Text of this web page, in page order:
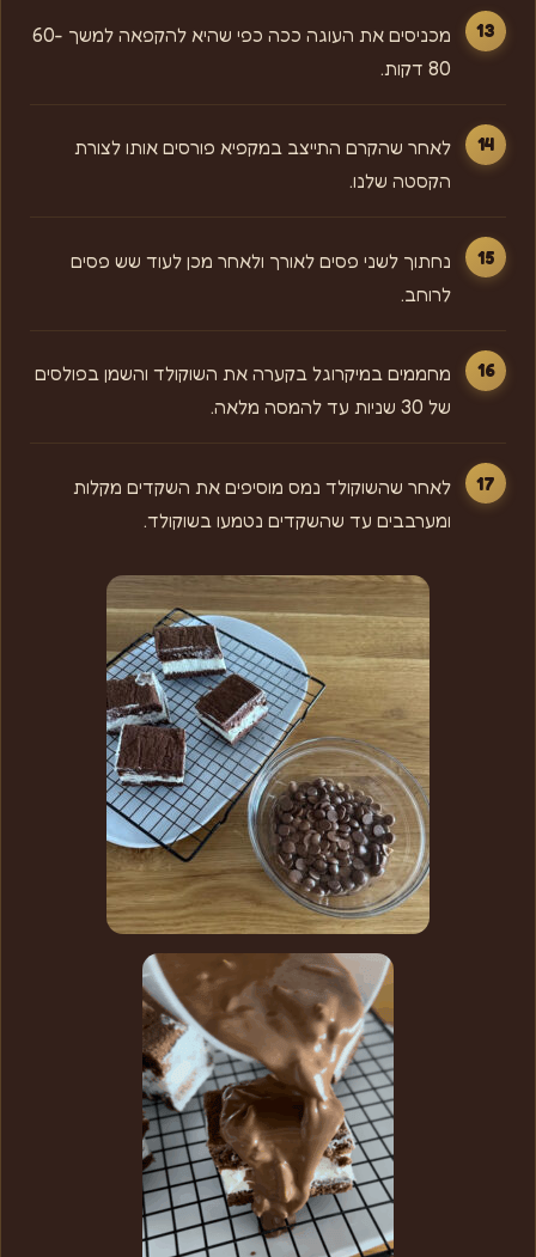
מכניסים את העוגה ככה כפי שהיא להקפאה למשך 60-
80 דקות.
לאחר שהקרם התייצב במקפיא פורסים אותו לצורת
הקסטה שלנו.
נחתוך לשני פסים לאורך ולאחר מכן לעוד שש פסים
לרוחב.
מחממים במיקרוגל בקערה את השוקולד והשמן בפולסים
של 30 שניות עד להמסה מלאה.
לאחר שהשוקולד נמס מוסיפים את השקדים מקלות
ומערבבים עד שהשקדים נטמעו בשוקולד.